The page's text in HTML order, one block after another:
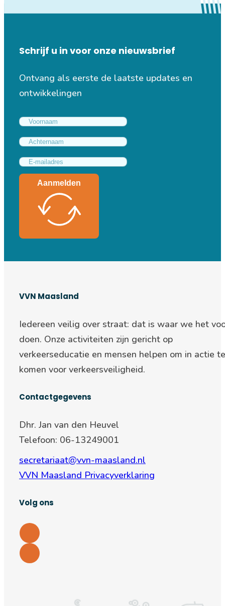
Schrijf u in voor onze nieuwsbrief
Ontvang als eerste de laatste updates en
ontwikkelingen
Aanmelden
VVN Maasland
Iedereen veilig over straat: dat is waar we het
doen. Onze activiteiten zijn gericht op
verkeerseducatie en mensen helpen om in actie te
komen voor verkeersveiligheid.
Contactgegevens
Dhr. Jan van den Heuvel
Telefoon: 06-13249001
secretariaat@vvn-maasland.nl
VVN Maasland Privacyverklaring
Volg ons